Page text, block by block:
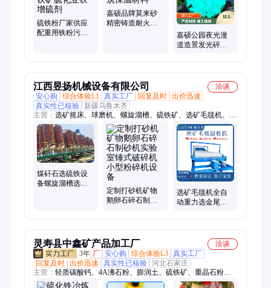
硫铁粉厂家供应
配重用铁粉污水
嘉硕品牌莫来砂
精密铸造耐火砂
嘉硕公园夜光漫
道造景发光碎石
江西昱扬机械设备有限公司
洽谈
安心购
综合体验L1 真实工厂 回复及时 出价迅速
真实性已核验
新疆乌鲁木齐
主营： 选矿摇床、球磨机、螺旋溜槽、硫铁矿、选矿毛毯机、浮
选机
煤矸石选硫铁设
备螺旋溜槽选矿
定制打砂机矿物
鹅卵石碎石制砂
选矿毛毯机全自
动重力选金尾矿
灵寿县中鑫矿产品加工厂
洽谈
3年 厂 安心购 综合体验L3 真实工厂
回复及时 出价迅速 真实性已核验 河北石家庄
主营： 轻质碳酸钙、4A沸石粉、膨润土、硫铁矿、重晶石粉、
配重铁粉 铁砂、氢氧化钙、红陶土 黄陶土、木粉、麦饭石粉、